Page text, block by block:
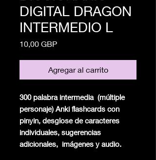
DIGITAL DRAGON
INTERMEDIO L
10,00 GBPPrecio
Agregar al carrito
300 palabra intermedia (múltiple
personaje) Anki flashcards con
pinyin, desglose de caracteres
individuales, sugerencias
adicionales, imágenes y audio.